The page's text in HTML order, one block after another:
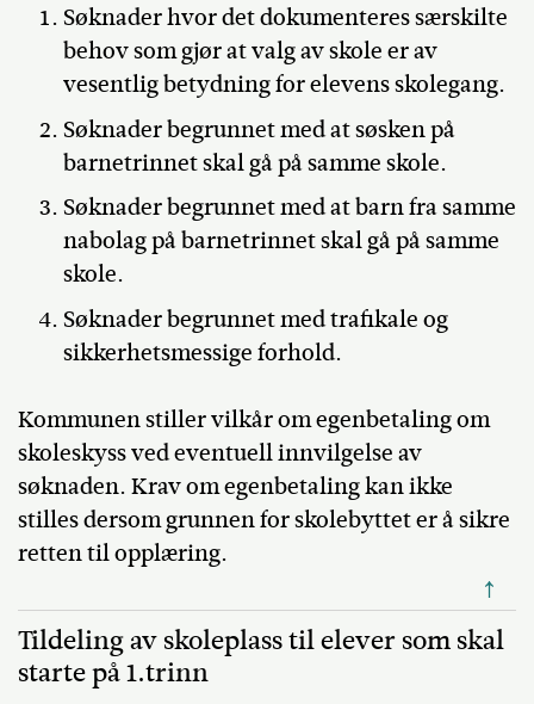
Søknader hvor det dokumenteres særskilte
behov som gjør at valg av skole er av
vesentlig betydning for elevens skolegang.
Søknader begrunnet med at søsken på
barnetrinnet skal gå på samme skole.
Søknader begrunnet med at barn fra samme
nabolag på barnetrinnet skal gå på samme
skole.
Søknader begrunnet med trafikale og
sikkerhetsmessige forhold.
Kommunen stiller vilkår om egenbetaling om
skoleskyss ved eventuell innvilgelse av
søknaden. Krav om egenbetaling kan ikke
stilles dersom grunnen for skolebyttet er å sikre
retten til opplæring.
↑
Tildeling av skoleplass til elever som skal
starte på 1.trinn